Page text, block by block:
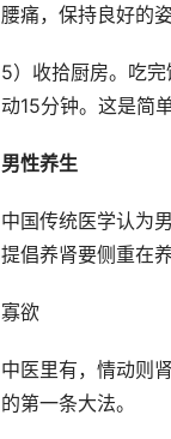
腰痛，保持良好的
5）收拾厨房。吃
动15分钟。这是简
男性养生
中国传统医学认为
提倡养肾要侧重在
寡欲
中医里有，情动则
的第一条大法。